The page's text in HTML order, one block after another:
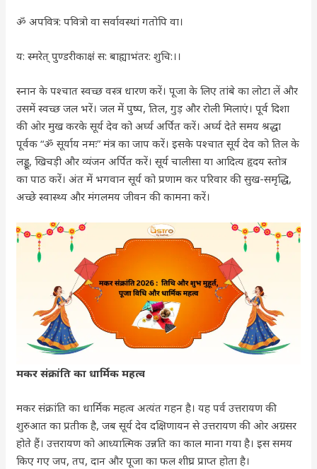
ॐ अपवित्र: पवित्रो वा सर्वावस्थां गतोपि वा।
य: स्मरेत् पुण्डरीकाक्षं स: बाह्याभंतर: शुचि:।।
स्नान के पश्चात स्वच्छ वस्त्र धारण करें। पूजा के लिए तांबे का लोटा लें और
उसमें स्वच्छ जल भरें। जल में पुष्प, तिल, गुड़ और रोली मिलाएं। पूर्व दिशा
की ओर मुख करके सूर्य देव को अर्घ्य अर्पित करें। अर्घ्य देते समय श्रद्धा
पूर्वक “ॐ सूर्याय नमः” मंत्र का जाप करें। इसके पश्चात सूर्य देव को तिल के
लड्डू, खिचड़ी और व्यंजन अर्पित करें। सूर्य चालीसा या आदित्य हृदय स्तोत्र
का पाठ करें। अंत में भगवान सूर्य को प्रणाम कर परिवार की सुख-समृद्धि,
अच्छे स्वास्थ्य और मंगलमय जीवन की कामना करें।
मकर संक्रांति का धार्मिक महत्व
मकर संक्रांति का धार्मिक महत्व अत्यंत गहन है। यह पर्व उत्तरायण की
शुरुआत का प्रतीक है, जब सूर्य देव दक्षिणायन से उत्तरायण की ओर अग्रसर
होते हैं। उत्तरायण को आध्यात्मिक उन्नति का काल माना गया है। इस समय
किए गए जप, तप, दान और पूजा का फल शीघ्र प्राप्त होता है।